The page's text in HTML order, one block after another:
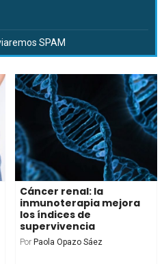
SPAM
Cáncer renal: la
inmunoterapia mejora
los índices de
supervivencia
Por Paola Opazo Sáez